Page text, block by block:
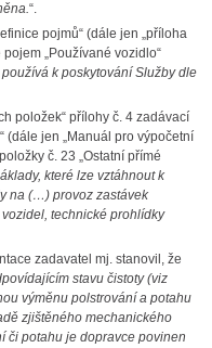
“.
pojmů“ (dále jen „příloha
„Používané vozidlo“
k poskytování Služby dle
položek“ přílohy č. 4 zadávací
(dále jen „Manuál pro výpočetní
č. 23 „Ostatní přímé
které lze vztáhnout k
na (…) provoz zastávek
technické prohlídky
zadavatel mj. stanovil, že
stavu čistoty (viz
výměnu polstrování a potahu
zjištěného mechanického
či potahu je dopravce povinen